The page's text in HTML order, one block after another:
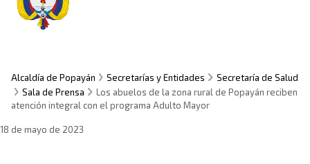
Alcaldía de Popayán Secretarías y Entidades
Secretaría de Salud
Sala de Prensa
Los abuelos de la zona rural de Popayán reciben
atención integral con el programa Adulto Mayor
18 de mayo de 2023